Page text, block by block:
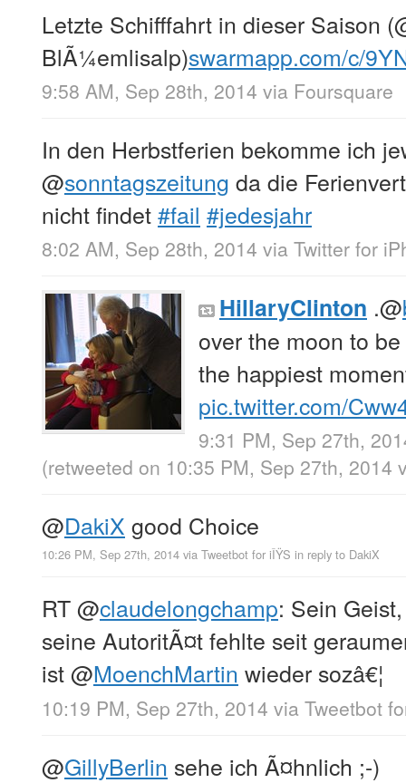
Letzte Schifffahrt in dieser Saison
BlÃ¼emlisalp)swarmapp.com/c/
9:58 AM, Sep 28th, 2014 via Foursquare
In den Herbstferien bekomme ich
@sonntagszeitung da die
nicht findet#fail #jedesjahr
8:02 AM, Sep 28th, 2014 via Twitter for
HillaryClinton .@
over the moon to
the happiest
pic.twitter.com/
9:31 PM, Sep 27th,
(retweeted on 10:35 PM, Sep 27th, 2014
@DakiX good Choice
10:26 PM, Sep 27th, 2014 via Tweetbot for iÎŸS in reply to DakiX
RT@claudelongchamp: Sein
seine AutoritÃ¤t fehlte seit
ist@MoenchMartin wieder sozâ€¦
10:19 PM, Sep 27th, 2014 via Tweetbot
@GillyBerlin sehe ich Ã¤hnlich ;-)